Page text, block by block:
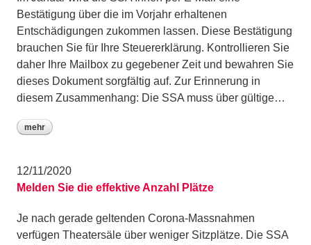
Bestätigung über die im Vorjahr erhaltenen
Entschädigungen zukommen lassen. Diese Bestätigung
brauchen Sie für Ihre Steuererklärung. Kontrollieren Sie
daher Ihre Mailbox zu gegebener Zeit und bewahren Sie
dieses Dokument sorgfältig auf. Zur Erinnerung in
diesem Zusammenhang: Die SSA muss über gültige…
mehr
12/11/2020
Melden Sie die effektive Anzahl Plätze
Je nach gerade geltenden Corona-Massnahmen
verfügen Theatersäle über weniger Sitzplätze. Die SSA